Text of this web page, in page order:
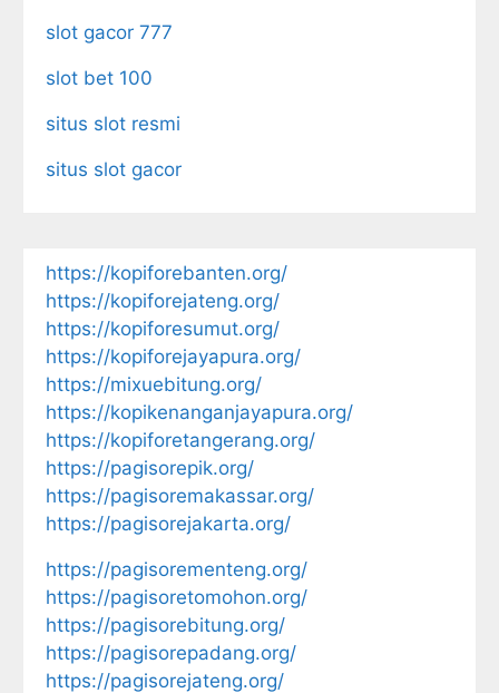
slot gacor 777
slot bet 100
situs slot resmi
situs slot gacor
https://kopiforebanten.org/
https://kopiforejateng.org/
https://kopiforesumut.org/
https://kopiforejayapura.org/
https://mixuebitung.org/
https://kopikenanganjayapura.org/
https://kopiforetangerang.org/
https://pagisorepik.org/
https://pagisoremakassar.org/
https://pagisorejakarta.org/
https://pagisorementeng.org/
https://pagisoretomohon.org/
https://pagisorebitung.org/
https://pagisorepadang.org/
https://pagisorejateng.org/